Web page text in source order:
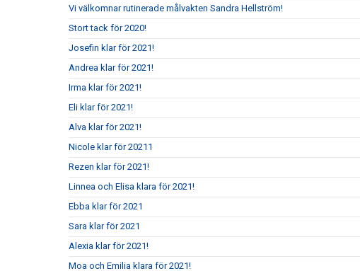
Vi välkomnar rutinerade målvakten Sandra Hellström!
Stort tack för 2020!
Josefin klar för 2021!
Andrea klar för 2021!
Irma klar för 2021!
Eli klar för 2021!
Alva klar för 2021!
Nicole klar för 20211
Rezen klar för 2021!
Linnea och Elisa klara för 2021!
Ebba klar för 2021
Sara klar för 2021
Alexia klar för 2021!
Moa och Emilia klara för 2021!